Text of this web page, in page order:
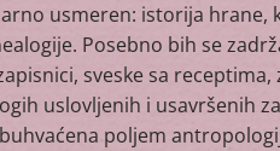
usmeren: istorija hrane,
Posebno bih se
sveske sa
uslovljenih i usavršenih
poljem